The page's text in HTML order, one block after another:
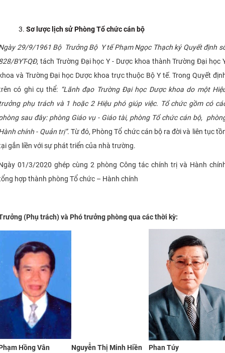
Sơ lược lịch sử Phòng Tổ chức cán bộ
29/9/1961 Bộ Trưởng Bộ Y tế Phạm Ngọc Thạch ký Quyết định
BYT-QĐ, tách Trường Đại học Y - Dược khoa thành Trường Đại học
và Trường Đại học Dược khoa trực thuộc Bộ Y tế. Trong Quyết
có ghi cụ thể: “Lãnh đạo Trường Đại học Dược khoa do một
phụ trách và 1 hoặc 2 Hiệu phó giúp việc. Tổ chức gồm có
sau đây: phòng Giáo vụ - Giáo tài, phòng Tổ chức cán bộ,
chính - Quản trị”. Từ đó, Phòng Tổ chức cán bộ ra đời và liên tục
gắn liền với sự phát triển của nhà trường.
01/3/2020 ghép cùng 2 phòng Công tác chính trị và Hành
hợp thành phòng Tổ chức – Hành chính
(Phụ trách) và Phó trưởng phòng qua các thời kỳ:
Hồng Vân Nguyễn Thị Minh Hiền Phan Túy